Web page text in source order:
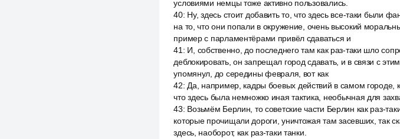
условиями немцы тоже активно пользовались.
40: Ну, здесь стоит добавить то, что здесь все-таки были
на то, что они попали в окружение, очень высокий
пример с парламентёрами привёл сдаваться и
41 : И, собственно, до последнего там как раз-таки шло
деблокировать, он запрещал город сдавать, и в связи с
упомянул, до середины февраля, вот как
42: Да, например, кадры боевых действий в самом
что здесь была немножко иная тактика, необычная для
43: Возьмём Берлин, то советские части Берлин как раз-
которые прочищали дороги, уничтожая там засевших, так
здесь, наоборот, как раз-таки танки.